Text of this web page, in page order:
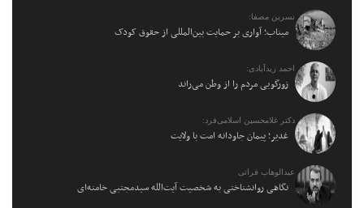
نسرین مصفا:
میناب؛ آواری بر حمایت بین‌المللی از حقوق کودک
احمد زیدآبادی:
زورگویی مردم را از وطن می‌راند
دکتر غلامحسین اسلامی‌فرد:
غدیر؛ پیمان جاودانه امت با ولایت
عبدالوهاب فراتی
نگاهی روانشناختی به شخصیت آیت‌الله سیدمجتبی خامنه‌ای